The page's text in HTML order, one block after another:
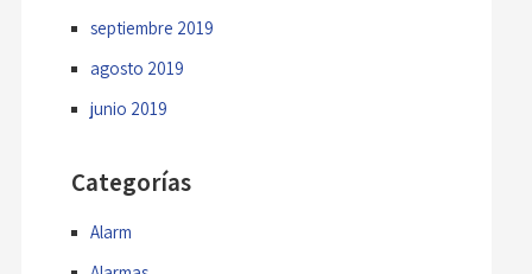
septiembre 2019
agosto 2019
junio 2019
Categorías
Alarm